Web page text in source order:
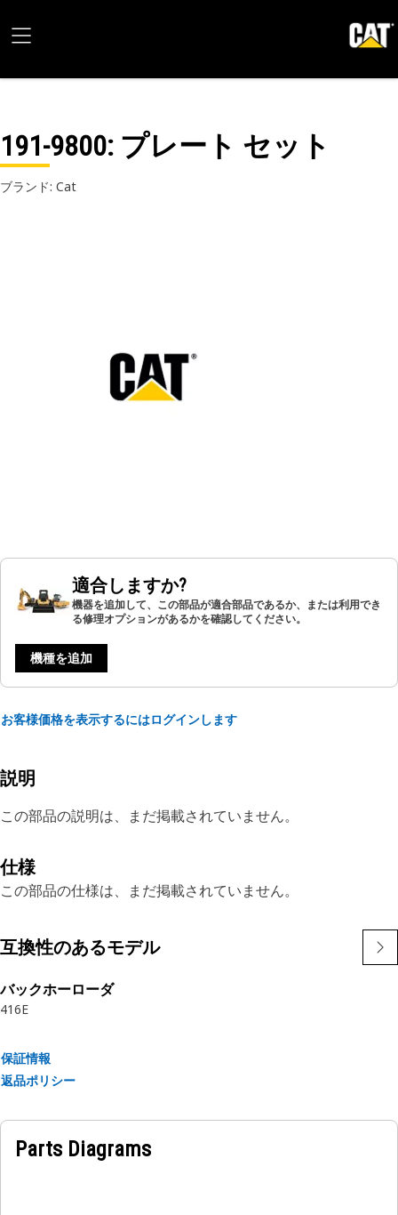
191-9800: プレート セット
ブランド: Cat
適合しますか?
機器を追加して、この部品が適合部品であるか、または利用でき
る修理オプションがあるかを確認してください。
機種を追加
お客様価格を表示するにはログインします
説明
この部品の説明は、まだ掲載されていません。
仕様
この部品の仕様は、まだ掲載されていません。
互換性のあるモデル
バックホーローダ
416E
保証情報
返品ポリシー
Parts Diagrams